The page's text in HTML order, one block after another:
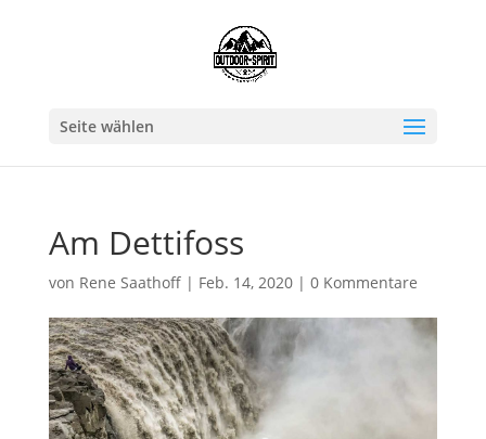
Seite wählen
Am Dettifoss
von Rene Saathoff| Feb. 14, 2020| 0 Kommentare